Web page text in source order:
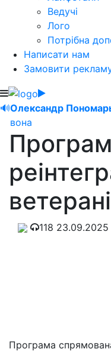
Ведучі
Лого
Потрібна
Написати нам
Замовити
🔊Олександр
вона
118 23.09.2025
Програма